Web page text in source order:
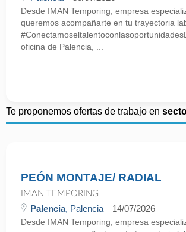
Desde IMAN Temporing, empresa
queremos acompañarte en tu trayectoria
oficina de Palencia, ...
Te proponemos ofertas de trabajo en
PEÓN MONTAJE/ RADIAL
IMAN TEMPORING
Palencia, Palencia 14/07/2026
Desde IMAN Temporing, empresa